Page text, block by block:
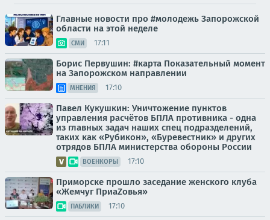
Главные новости про #молодежь Запорожской
области на этой неделе
СМИ 17:11
Борис Первушин: #карта Показательный момент
на Запорожском направлении
МНЕНИЯ 17:10
Павел Кукушкин: Уничтожение пунктов
управления расчётов БПЛА противника - одна
из главных задач наших спец подразделений,
таких как «Рубикон», «Буревестник» и других
отрядов БПЛА министерства обороны России
ВОЕНКОРЫ 17:10
Приморске прошло заседание женского клуба
«Жемчуг ПриаZовья»
ПАБЛИКИ 17:10